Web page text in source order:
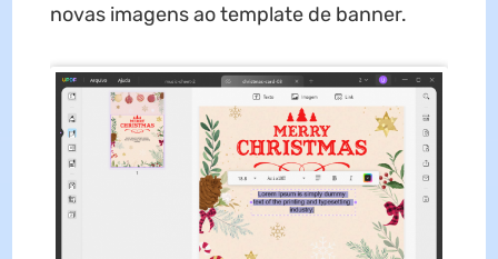
novas imagens ao template de banner.